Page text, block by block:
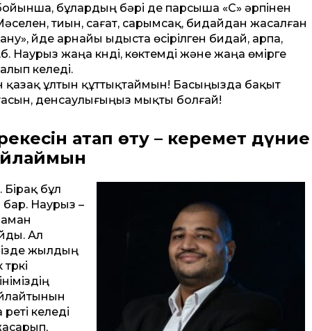
бұлардың бәрі де парсыша «С» әрпінен
тиын, сағат, сарымсақ, бидайдан жасалған
үйде арнайы ыдыста өсірілген бидай, арпа,
Наурыз жаңа күнді, көктемді және жаңа өмірге
алып келеді.
қазақ ұлтын құттықтаймын! Басыңызда бақыт
денсаулығыңыз мықты болғай!
атап өту – керемет дүние
Бірақ бұл
бар. Наурыз –
аман
Ал
жылдың
келеді